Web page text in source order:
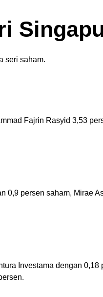
seri saham.
Fajrin Rasyid 3,53
0,9 persen saham, Mirae
Investama dengan 0,18